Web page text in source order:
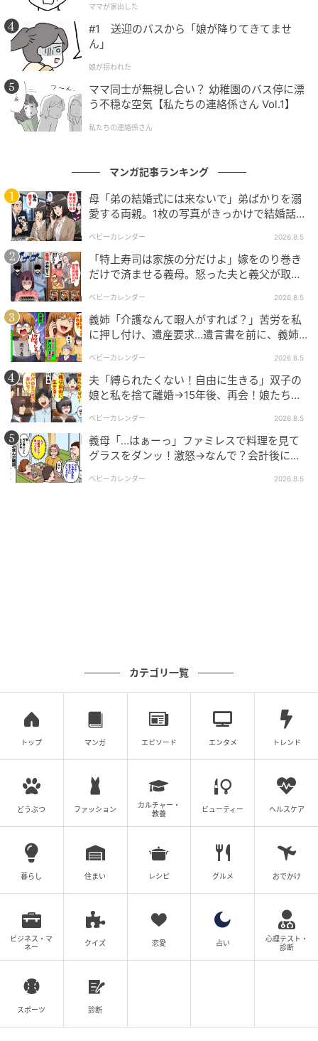
動で、同僚を通じて彼女の夫の耳にも、妻がネットで
大暴れしているという事実が伝わってしまったので
す。
「お前は外で何をしているんだ！」身内から
の激怒
手な振る舞いや、お店に対する悪質な嘘の投稿を知り
激怒しました。「子どもを放置して店を荒らした挙
句、嘘をついて営業妨害をするなんて信じられな
い！」ときつく叱ったそうです。さらに、職場でも
「あんなモンスタークレーマーだったなんて」と噂が
広まり、誰も彼女に寄り付かなくなってしまいまし
た。嘘で人を罠にはめようとした代償は大きかったの
です。
結局、夫にこっぴどく叱られた彼女は、慌てて投稿を
削除しアカウントごと逃亡しました。後日、夫がお店
に直接謝罪に訪れ、丁寧な言葉とともにクリーニング
代などの弁償を申し出てくれました。彼女自身は家庭
内での信用を失い、職場でも居場所がなくなり、すっ
かり肩身の狭い思いをしているそうです。お店には再
び穏やかな日常が戻り、嘘に負けず真面目にやってい
れば、必ず誰かが見ていてくれるのだと実感しまし
た。
「明日家行くね〜お昼はテキトーに作って」
新築の我が家に毎週末きて大暴れする親子！
ママが家出した
#1 送迎のバスから「娘が降りてきてませ
ん」
娘が拐われた
ママ同士が無視し合い？ 幼稚園のバス停に漂
う不穏な空気【私たちの連絡係さん Vol.1】
私たちの連絡係さん
マンガ記事ランキング
母「弟の結婚式には来ないで」弟ばかりを溺
愛する両親。1枚の写真がきっかけで結婚話が
ベビーカレンダー 2026.8.5
「特上寿司は家族の分だけよ」嫁をのり巻き
だけで済ませる義母。怒った夫と義父が取っ
ベビーカレンダー 2026.8.5
義姉「介護なんて暇人がすれば？」苦労を私
に押し付け、遺産要求…遺言書を前に、義姉
ベビーカレンダー 2026.8.5
夫「縛られたくない！自由に生きる」双子の
娘と私を捨て離婚→15年後、再会！娘たち
ベビーカレンダー 2026.8.5
義母「…はぁーっ」ファミレスで料理を見て
グラスをダンッ！激怒→なんで？会計後に知
ベビーカレンダー 2026.8.5
カテゴリ一覧
トップ マンガ エピソード エンタメ トレンド
どうぶつ ファッション
カルチャー・
教養
ビューティー ヘルスケア
暮らし 住まい レシピ グルメ おでかけ
ビジネス・マ
ネー
クイズ 恋愛 占い
心理テスト・
診断
スポーツ 診断